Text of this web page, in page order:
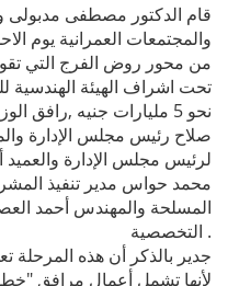
قام الدكتور مصطفى مدبولى
من محور روض الفرج التي
تحت اشراف الهيئة الهندسية
نحو 5 مليارات جنيه
صلاح رئيس مجلس الإدارة
لرئيس مجلس الإدارة
محمد حواس مدير تنفيذ
المسلحة والمهندس أحمد
التخصصية .
جدير بالذكر أن هذه المرحلة
لأنها تشمل أعمال مرافق